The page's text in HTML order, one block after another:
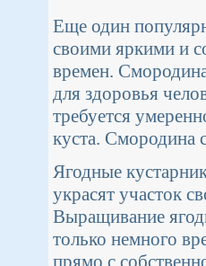
Еще один
своими яркими и
времен.
для здоровья
требуется
куста. Смородина
Ягодные
украсят участок
Выращивание
только немного
прямо с